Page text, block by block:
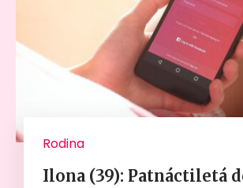
Rodina
Ilona (39): Patnáctiletá